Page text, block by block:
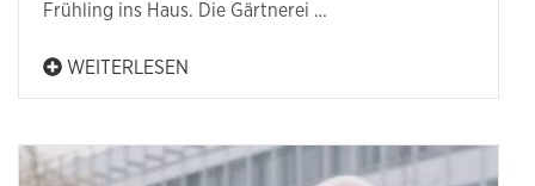
Frühling ins Haus. Die Gärtnerei …
WEITERLESEN